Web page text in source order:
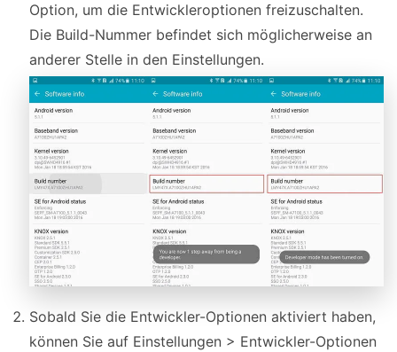
Option, um die Entwickleroptionen freizuschalten.
Die Build-Nummer befindet sich möglicherweise an
anderer Stelle in den Einstellungen.
Sobald Sie die Entwickler-Optionen aktiviert haben,
können Sie auf Einstellungen > Entwickler-Optionen